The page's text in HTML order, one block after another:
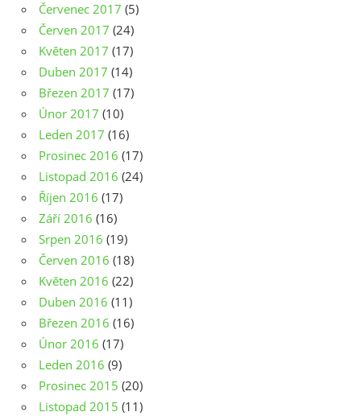
Červenec 2017 (5)
Červen 2017 (24)
Květen 2017 (17)
Duben 2017 (14)
Březen 2017 (17)
Únor 2017 (10)
Leden 2017 (16)
Prosinec 2016 (17)
Listopad 2016 (24)
Říjen 2016 (17)
Září 2016 (16)
Srpen 2016 (19)
Červen 2016 (18)
Květen 2016 (22)
Duben 2016 (11)
Březen 2016 (16)
Únor 2016 (17)
Leden 2016 (9)
Prosinec 2015 (20)
Listopad 2015 (11)